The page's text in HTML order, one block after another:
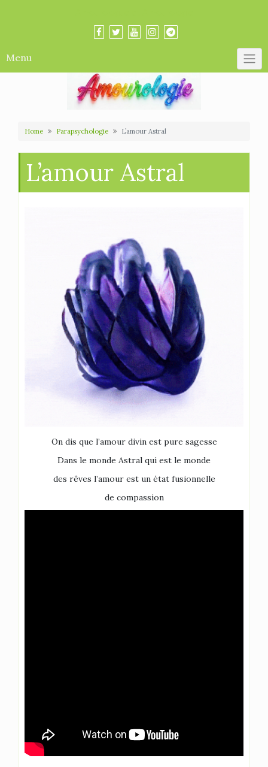
Menu
Home Parapsychologie L’amour Astral
L’amour Astral
On dis que l’amour divin est pure sagesse
Dans le monde Astral qui est le monde
des rêves l’amour est un état fusionnelle
de compassion